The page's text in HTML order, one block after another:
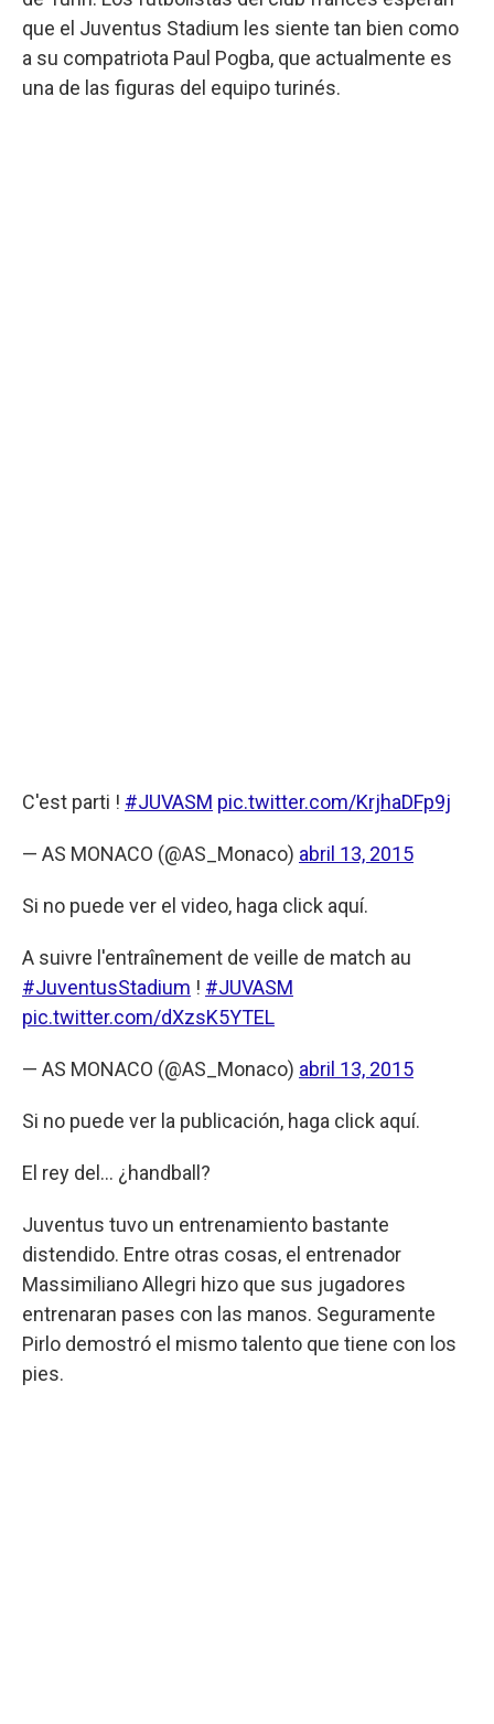
que el Juventus Stadium les siente tan bien como
a su compatriota Paul Pogba, que actualmente es
una de las figuras del equipo turinés.
C'est parti ! #JUVASM pic.twitter.com/KrjhaDFp9j
— AS MONACO (@AS_Monaco) abril 13, 2015
Si no puede ver el video, haga click aquí.
A suivre l'entraînement de veille de match au
#JuventusStadium ! #JUVASM
pic.twitter.com/dXzsK5YTEL
— AS MONACO (@AS_Monaco) abril 13, 2015
Si no puede ver la publicación, haga click aquí.
El rey del... ¿handball?
Juventus tuvo un entrenamiento bastante
distendido. Entre otras cosas, el entrenador
Massimiliano Allegri hizo que sus jugadores
entrenaran pases con las manos. Seguramente
Pirlo demostró el mismo talento que tiene con los
pies.